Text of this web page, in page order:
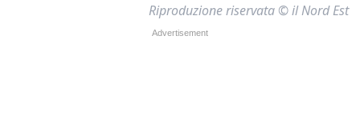
Riproduzione riservata © il Nord Est